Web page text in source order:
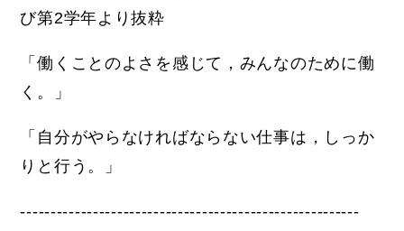
び第2学年より抜粋
「働くことのよさを感じて，みんなのために働
く。」
「自分がやらなければならない仕事は，しっか
りと行う。」
--------------------------------------------------------